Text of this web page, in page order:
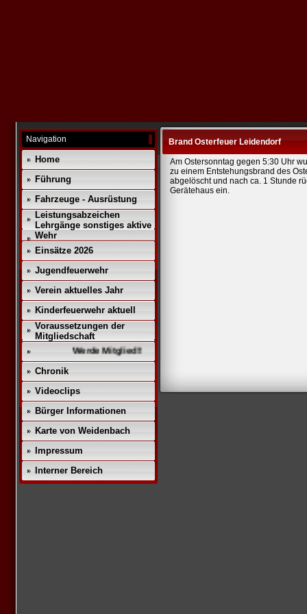
Navigation
Home
Führung
Fahrzeuge - Ausrüstung
Leistungsabzeichen
Lehrgänge sonstiges aktive
Wehr
Einsätze 2026
Jugendfeuerwehr
Verein aktuelles Jahr
Kinderfeuerwehr aktuell
Voraussetzungen der
Mitgliedschaft
Werde Mitglied!!
Chronik
Videoclips
Bürger Informationen
Karte von Weidenbach
Impressum
Interner Bereich
Brand Osterfeuer Leidendorf
Am Ostersonntag gegen 5:30 Uhr
zu einem Entstehungsbrand des
abgelöscht und nach ca. 1 Stunde
Gerätehaus ein.